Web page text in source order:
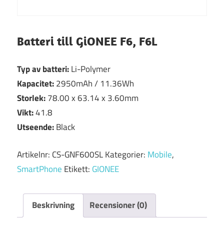
Batteri till GiONEE F6, F6L
Typ av batteri:Li-Polymer
Kapacitet:2950mAh / 11.36Wh
Storlek:78.00 x 63.14 x 3.60mm
Vikt:41.8
Utseende:Black
Artikelnr: CS-GNF600SLKategorier: Mobile,
SmartPhone Etikett: GIONEE
Beskrivning Recensioner (0)